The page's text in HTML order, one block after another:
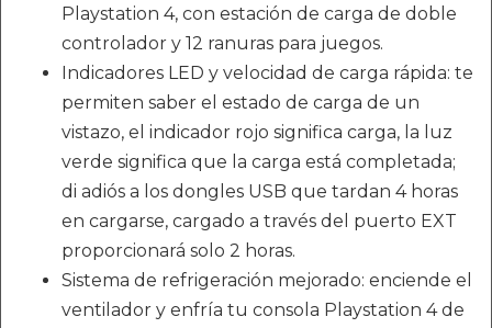
Playstation 4, con estación de carga de doble
controlador y 12 ranuras para juegos.
Indicadores LED y velocidad de carga rápida: te
permiten saber el estado de carga de un
vistazo, el indicador rojo significa carga, la luz
verde significa que la carga está completada;
di adiós a los dongles USB que tardan 4 horas
en cargarse, cargado a través del puerto EXT
proporcionará solo 2 horas.
Sistema de refrigeración mejorado: enciende el
ventilador y enfría tu consola Playstation 4 de